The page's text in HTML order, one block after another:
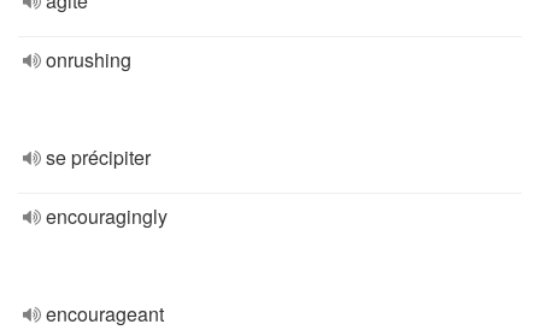
onrushing
se précipiter
encouragingly
encourageant